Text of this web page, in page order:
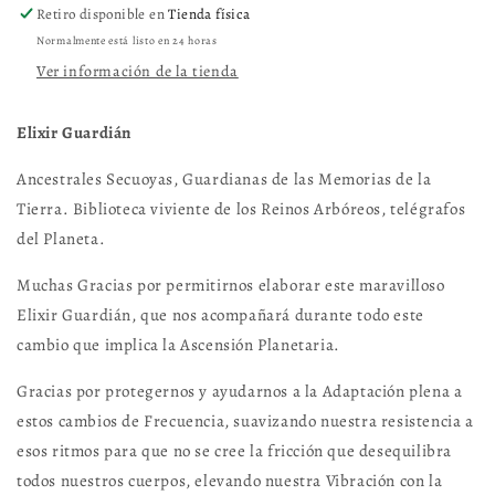
Retiro disponible enTienda física
Normalmente está listo en 24 horas
Ver información de la tienda
Elixir Guardián
Ancestrales Secuoyas, Guardianas de las Memorias de la
Tierra. Biblioteca viviente de los Reinos Arbóreos, telégrafos
del Planeta.
Muchas Gracias por permitirnos elaborar este maravilloso
Elixir Guardián, que nos acompañará durante todo este
cambio que implica la Ascensión Planetaria.
Gracias por protegernos y ayudarnos a la Adaptación plena a
estos cambios de Frecuencia, suavizando nuestra resistencia a
esos ritmos para que no se cree la fricción que desequilibra
todos nuestros cuerpos, elevando nuestra Vibración con la